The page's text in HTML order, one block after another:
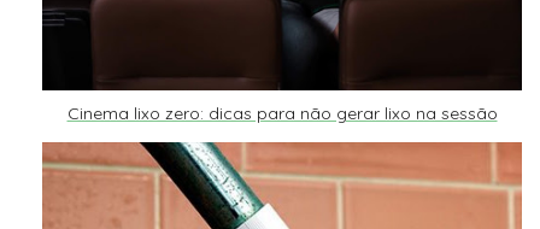
Cinema lixo zero: dicas para não gerar lixo na sessão